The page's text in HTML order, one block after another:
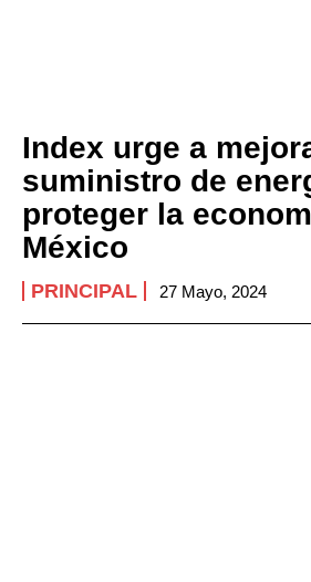
Index urge a
suministro de
proteger la
México
PRINCIPAL 27 Mayo, 2024